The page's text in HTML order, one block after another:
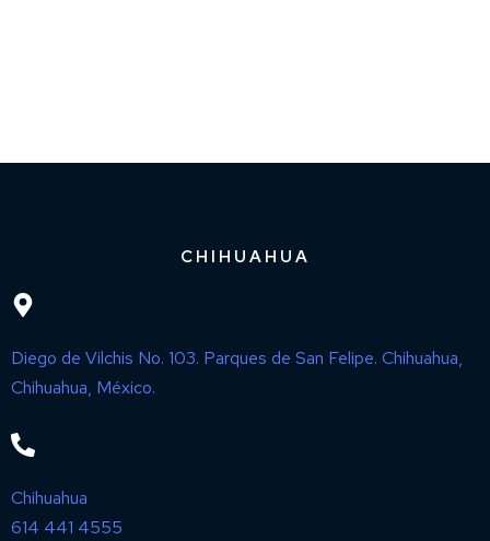
CHIHUAHUA
Diego de Vilchis No. 103. Parques de San Felipe. Chihuahua,
Chihuahua, México.
Chihuahua
614 441 4555